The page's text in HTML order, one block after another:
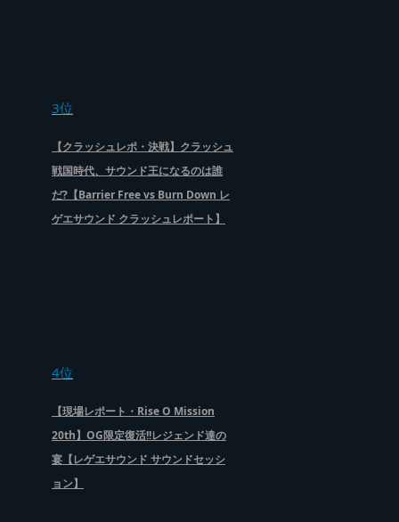
3位
【クラッシュレポ・決戦】クラッシュ
戦国時代、サウンド王になるのは誰
だ?【Barrier Free vs Burn Down レ
ゲエサウンド クラッシュレポート】
4位
【現場レポート・Rise O Mission
20th】OG限定復活!!レジェンド達の
宴【レゲエサウンド サウンドセッシ
ョン】